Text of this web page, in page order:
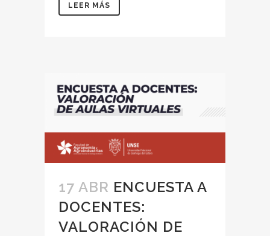
LEER MÁS
17 ABR ENCUESTA A
DOCENTES:
VALORACIÓN DE